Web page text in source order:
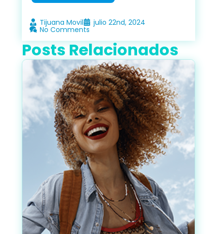
Tijuana Movil julio 22nd, 2024
No Comments
Posts Relacionados